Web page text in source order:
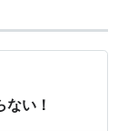
い！